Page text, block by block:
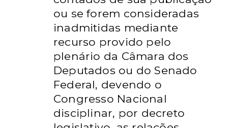
ou se forem consideradas
inadmitidas mediante
recurso provido pelo
plenário da Câmara dos
Deputados ou do Senado
Federal, devendo o
Congresso Nacional
disciplinar, por decreto